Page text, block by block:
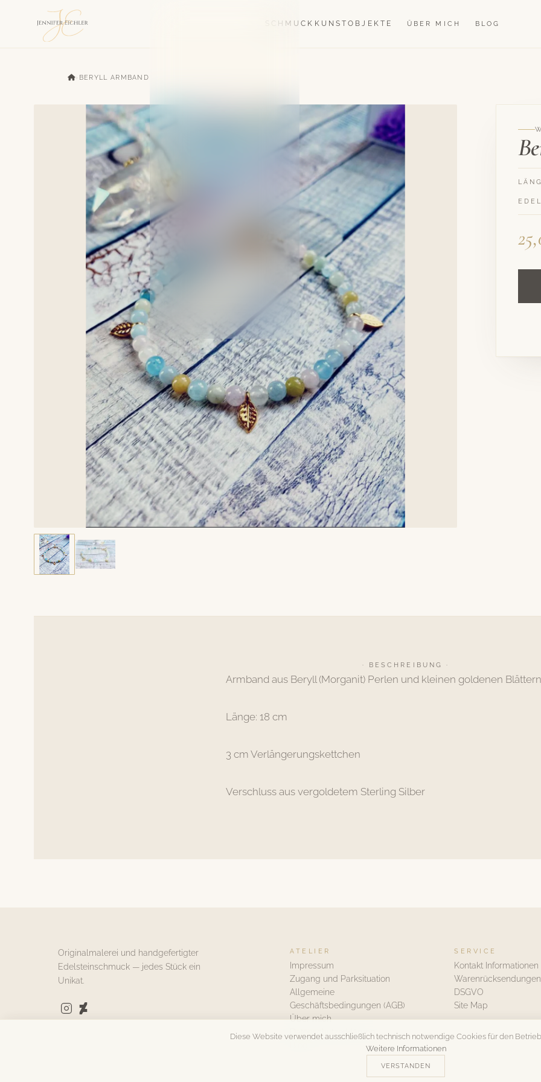
SCHMUCK KUNSTOBJEKTE ÜBER MICH BLOG
› BERYLL ARMBAND
· BESCHREIBUNG ·
Armband aus Beryll (Morganit) Perlen und kleinen goldenen
Länge: 18 cm
3 cm Verlängerungskettchen
Verschluss aus vergoldetem Sterling Silber
Originalmalerei und handgefertigter
Edelsteinschmuck — jedes Stück ein
Unikat.
ATELIER
Impressum
Zugang und Parksituation
Allgemeine
Geschäftsbedingungen (AGB)
Über mich
Datenschutzerklärung
SERVICE
Kontakt Informationen
Warenrücksendungen
DSGVO
Site Map
Diese Website verwendet ausschließlich technisch notwendige Cookies für den
Weitere Informationen
VERSTANDEN